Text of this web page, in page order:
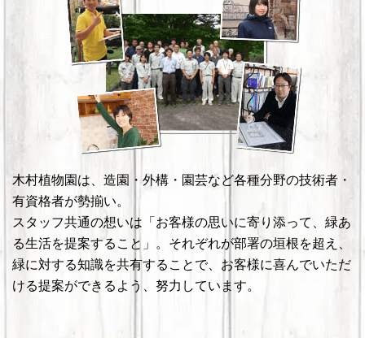
木村植物園は、造園・外構・園芸など各種分野の技術者・
有資格者が勢揃い。
スタッフ共通の想いは「お客様の思いに寄り添って、緑あ
る生活を提案すること」。それぞれが部署の垣根を超え、
緑に対する知識を共有することで、お客様に喜んでいただ
ける提案ができるよう、努力しています。